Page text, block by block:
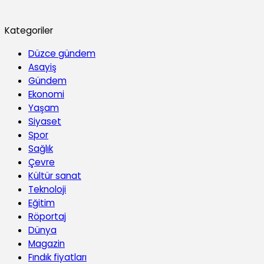
Kategoriler
Düzce gündem
Asayiş
Gündem
Ekonomi
Yaşam
Siyaset
Spor
Sağlık
Çevre
Kültür sanat
Teknoloji
Eğitim
Röportaj
Dünya
Magazin
Fındık fiyatları